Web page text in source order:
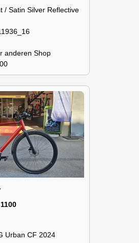
/ Satin Silver Reflective
anderen Shop
Urban CF 2024